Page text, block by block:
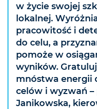
w życie swojej
lokalnej.
pracowitość i
do celu, a
pomoże w
wyników.
mnóstwa energii
celów i wyzwań
Janikowska,